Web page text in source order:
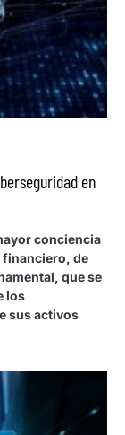
en
conciencia
financiero, de
que se
los
sus activos